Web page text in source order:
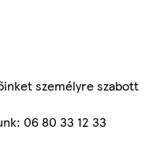
személyre szabott
06 80 33 12 33